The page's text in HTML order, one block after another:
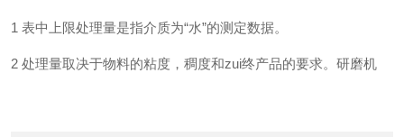
1 表中上限处理量是指介质为“水”的测定数据。
2 处理量取决于物料的粘度，稠度和zui终产品的要求。 研磨机